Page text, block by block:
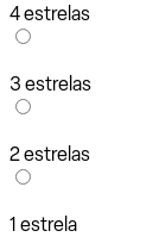
4 estrelas
3 estrelas
2 estrelas
1 estrela